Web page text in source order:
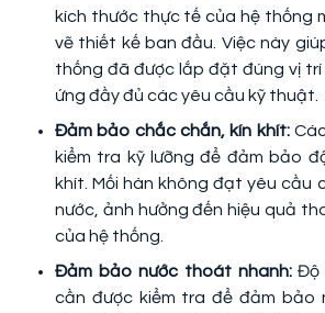
kích thước thực tế của hệ thống
vẽ thiết kế ban đầu. Việc này
thống đã được lắp đặt đúng vị
ứng đầy đủ các yêu cầu kỹ thuật.
Đảm bảo chắc chắn, kín khít:
kiểm tra kỹ lưỡng để đảm bảo
khít. Mối hàn không đạt yêu cầu
nước, ảnh hưởng đến hiệu quả
của hệ thống.
Đảm bảo nước thoát nhanh:Độ
cần được kiểm tra để đảm bảo